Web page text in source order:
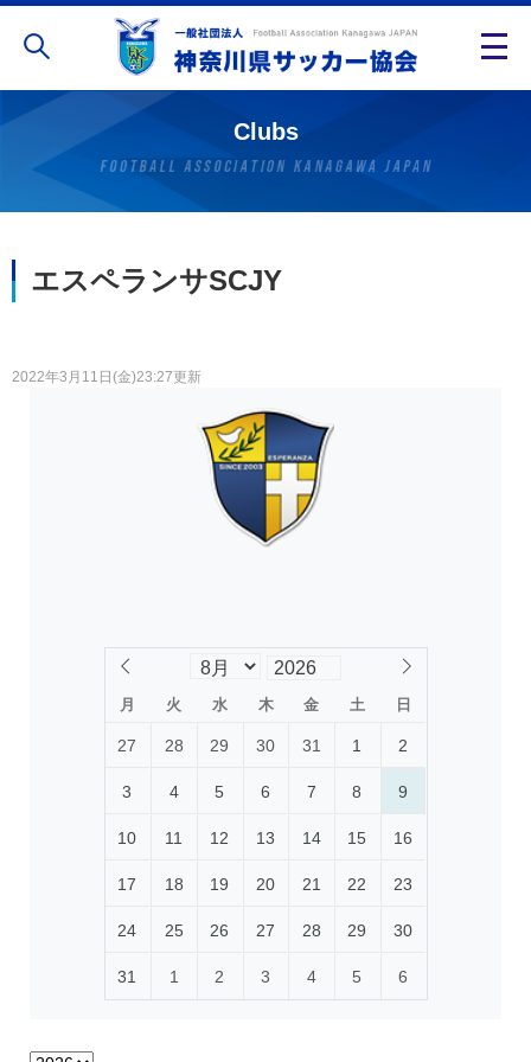
Clubs
エスペランサSCJY
2022年3月11日(金)23:27更新
月 火 水 木 金 土 日
27 28 29 30 31 1 2
3 4 5 6 7 8 9
10 11 12 13 14 15 16
17 18 19 20 21 22 23
24 25 26 27 28 29 30
31 1 2 3 4 5 6